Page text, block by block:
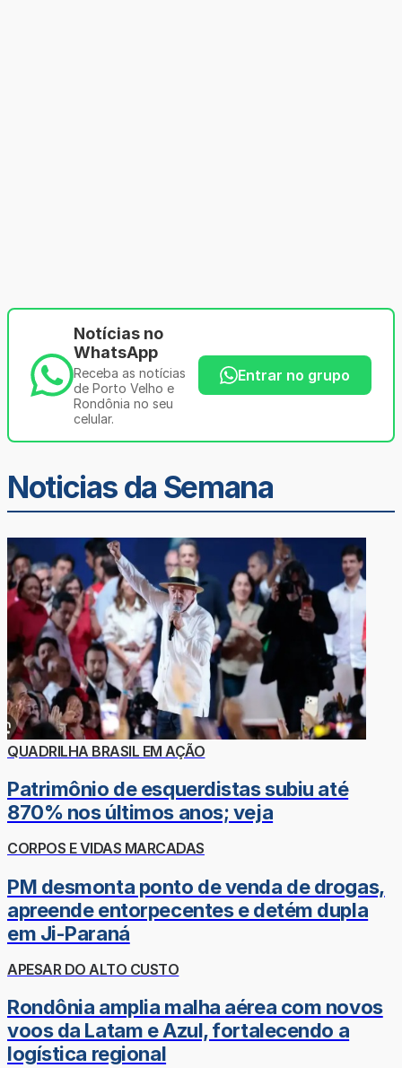
Notícias no
WhatsApp
Receba as notícias
de Porto Velho e
Rondônia no seu
celular.
Entrar no grupo
Noticias da Semana
QUADRILHA BRASIL EM AÇÃO
Patrimônio de esquerdistas subiu até
870% nos últimos anos; veja
CORPOS E VIDAS MARCADAS
PM desmonta ponto de venda de drogas,
apreende entorpecentes e detém dupla
em Ji-Paraná
APESAR DO ALTO CUSTO
Rondônia amplia malha aérea com novos
voos da Latam e Azul, fortalecendo a
logística regional